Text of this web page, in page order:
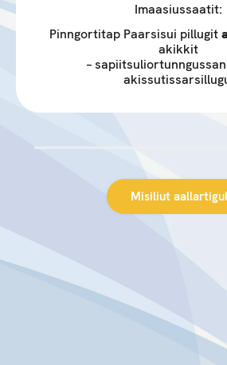
Imaasiussaatit:
Pinngortitap Paarsisui pillugit
akikkit
–
Misiliut